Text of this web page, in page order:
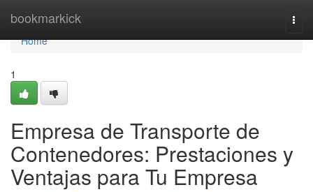
bookmarkick
Home
Home
1
Empresa de Transporte de
Contenedores: Prestaciones y
Ventajas para Tu Empresa